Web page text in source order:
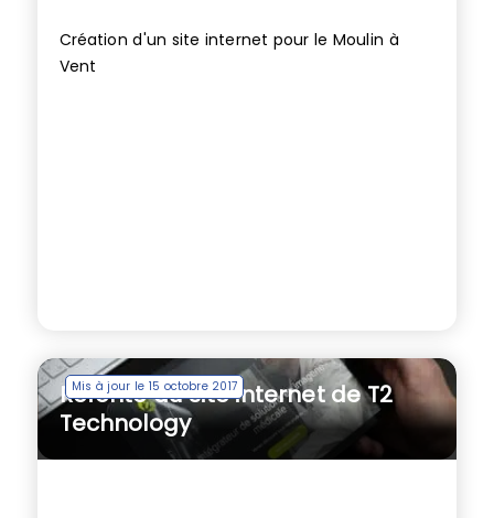
Création d'un site internet pour le Moulin à
Vent
Mis à jour le 15 octobre 2017
Refonte du site internet de T2
Technology